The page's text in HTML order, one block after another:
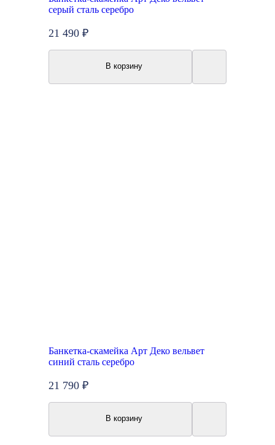
серый сталь серебро
21 490 ₽
В корзину
Банкетка-скамейка Арт Деко вельвет
синий сталь серебро
21 790 ₽
В корзину